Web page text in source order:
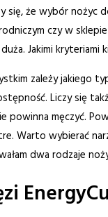
się, że wybór nożyc
czy w
Jakimi
zależy jakiego
Liczy się
powinna męczyć.
Warto wybierać
dwa rodzaje